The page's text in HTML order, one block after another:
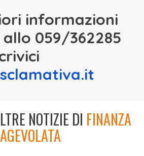
informazioni
059/362285
NOTIZIE DI FINANZA
AGEVOLATA